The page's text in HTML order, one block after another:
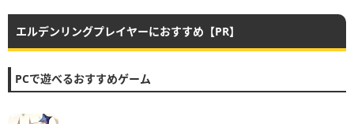
エルデンリングプレイヤーにおすすめ【PR】
PCで遊べるおすすめゲーム